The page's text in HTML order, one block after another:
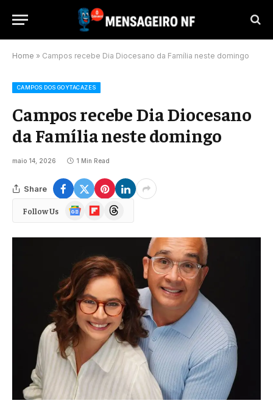
Home » Campos recebe Dia Diocesano da Família neste domingo
CAMPOS DOS GOYTACAZES
Campos recebe Dia Diocesano
da Família neste domingo
maio 14, 2026 1 Min Read
Share
Follow Us
Google
News
FlipboardThreads